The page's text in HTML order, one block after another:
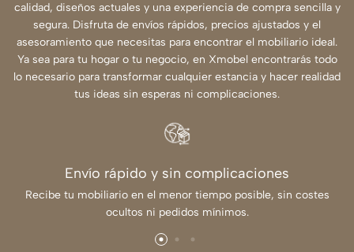
calidad, diseños actuales y una experiencia de compra sencilla y
segura. Disfruta de envíos rápidos, precios ajustados y el
asesoramiento que necesitas para encontrar el mobiliario ideal.
Ya sea para tu hogar o tu negocio, en Xmobel encontrarás todo
lo necesario para transformar cualquier estancia y hacer realidad
tus ideas sin esperas ni complicaciones.
Envío rápido y sin complicaciones
Recibe tu mobiliario en el menor tiempo posible, sin costes
ocultos ni pedidos mínimos.